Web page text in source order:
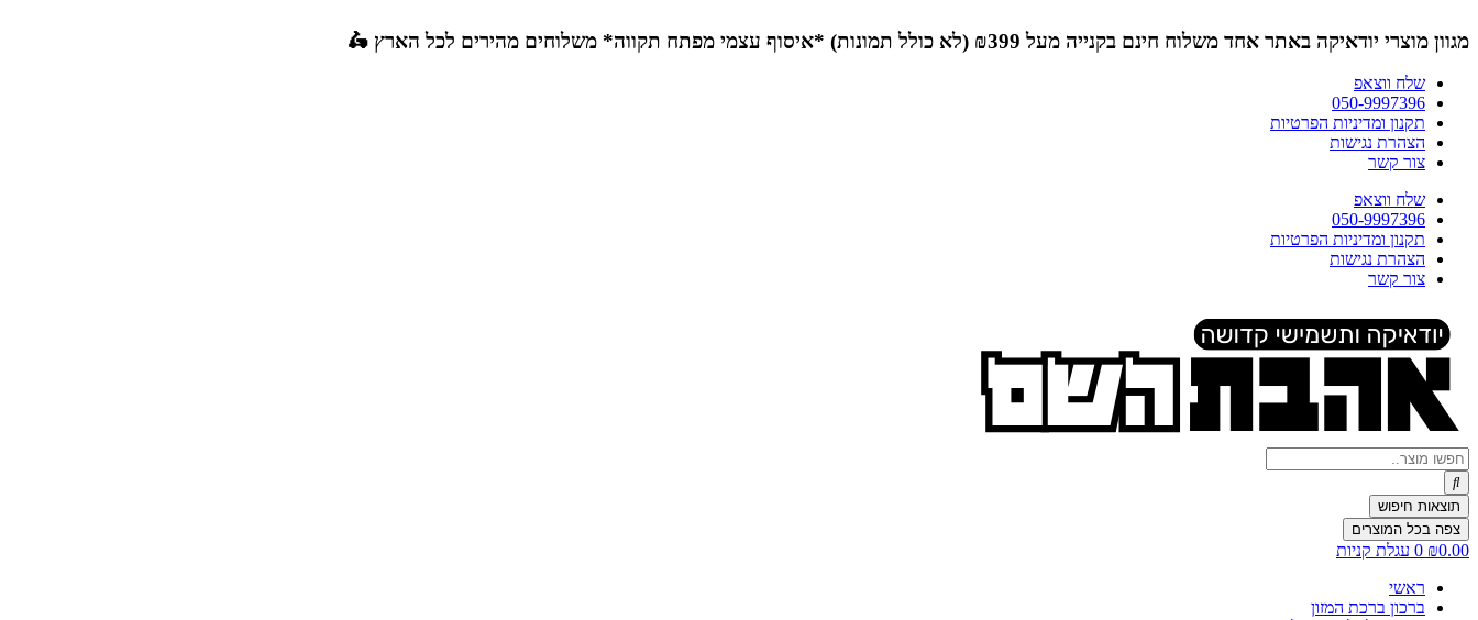
לתוכן
מגוון מוצרי יודאיקה באתר אחד משלוח חינם בקנייה מעל ₪399 (לא כולל תמונות) *איסוף עצמי מפתח תקווה* משלוחים מהירים לכל הארץ 🛵
שלח ווצאפ
050-9997396
תקנון ומדיניות הפרטיות
הצהרת נגישות
צור קשר
שלח ווצאפ
050-9997396
תקנון ומדיניות הפרטיות
הצהרת נגישות
צור קשר
Search
...
תוצאות חיפוש
צפה בכל המוצרים
₪0.00
0 עגלת קניות
ראשי
ברכון ברכת המזון